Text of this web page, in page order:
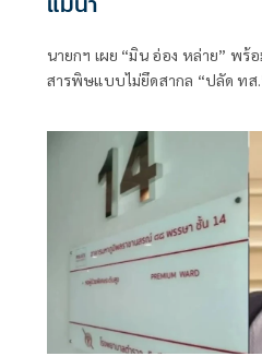
นายกฯ เผย “มิน อ่อง หล่าย” พร้อมร่วมมือทุกมิติ ขอไทยวัดค่า
สารพิษแบบไม่ยึดสากล “ปลัด ทส
การทูตไทยบนเวทีโลก